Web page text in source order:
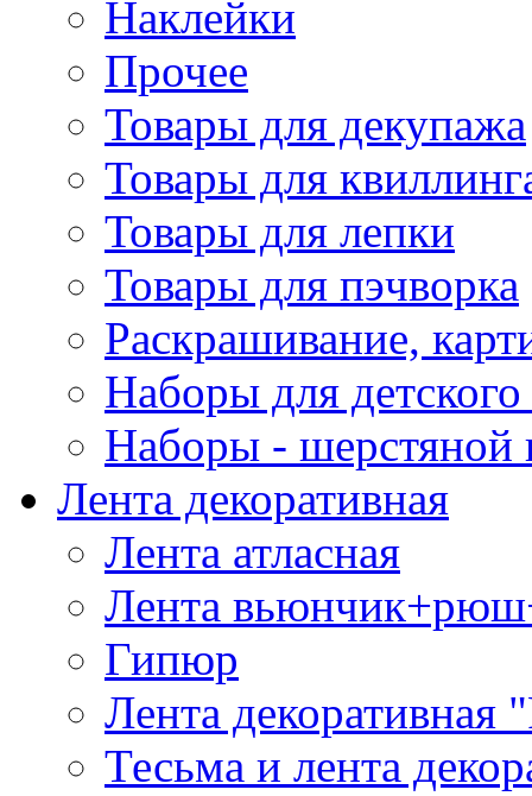
Наклейки
Прочее
Товары для декупажа
Товары для
Товары для лепки
Товары для пэчворка
Раскрашивание,
Наборы для
Наборы - шерстяной
Лента декоративная
Лента атласная
Лента
Гипюр
Лента декоративная
Тесьма и лента